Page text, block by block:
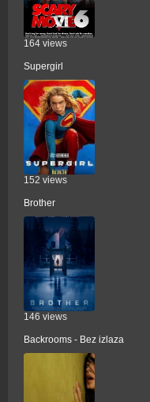
164 views
Supergirl
152 views
Brother
146 views
Backrooms - Bez izlaza